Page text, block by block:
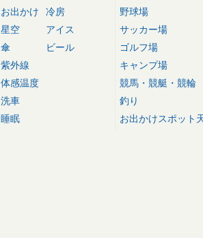
お出かけ
星空
傘
紫外線
体感温度
洗車
睡眠
冷房
アイス
ビール
野球場
サッカー場
ゴルフ場
キャンプ場
競馬・競艇・競輪
釣り
お出かけスポット